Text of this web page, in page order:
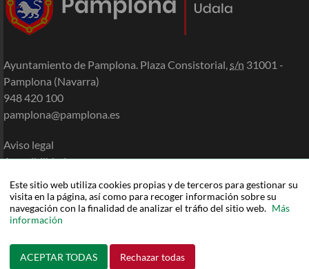
Este sitio web utiliza cookies propias y de terceros para gestionar su
visita en la página, así como para recoger información sobre su
navegación con la finalidad de analizar el tráfio del sitio web. Más
información
ACEPTAR TODAS Rechazar todas
Ayuntamiento de Pamplona. Plaza Consistorial, s/n 31001 -
Pamplona (Navarra)
948 420 100
pamplona@pamplona.es
Aviso legal
Accesibilidad
Política de privacidad
Mapa de la Sede
Ayuda